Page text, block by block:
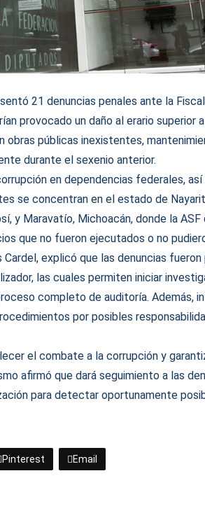
21 denuncias penales ante la
provocado un daño al erario superior
públicas inexistentes,
durante el sexenio anterior.
en dependencias federales,
se concentran en el estado de
y Maravatío, Michoacán, donde la
que no fueron ejecutados o no
explicó que las denuncias
las cuales permiten iniciar
completo de auditoría. Además,
por posibles
el combate a la corrupción y
afirmó que dará seguimiento a las
para detectar oportunamente
Pinterest Email